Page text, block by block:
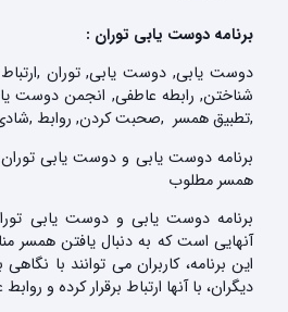
برنامه دوست یابی توران :
دوست یابی, دوست یابی, توران ,ارتباط
شناختن, رابطه عاطفی, انجمن دوست
,تطبیق همسر ,صحبت کردن, روابط
برنامه دوست یابی و دوست یابی
همسر مطلوب
برنامه دوست یابی و دوست یابی
آنهایی است که به دنبال یافتن همسر
این برنامه، کاربران می توانند با
دیگران، با آنها ارتباط برقرار کرده و